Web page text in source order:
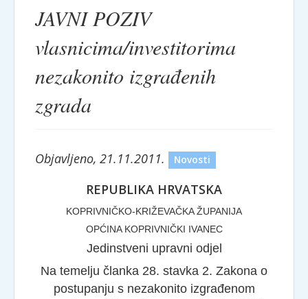
JAVNI POZIV
vlasnicima/investitorima
nezakonito izgrađenih
zgrada
Objavljeno, 21.11.2011. Novosti
REPUBLIKA HRVATSKA
KOPRIVNIČKO-KRIŽEVAČKA ŽUPANIJA
OPĆINA KOPRIVNIČKI IVANEC
Jedinstveni upravni odjel
Na temelju članka 28. stavka 2. Zakona o
postupanju s nezakonito izgrađenom